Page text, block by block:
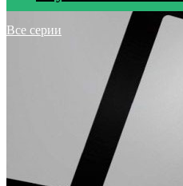
Все серии